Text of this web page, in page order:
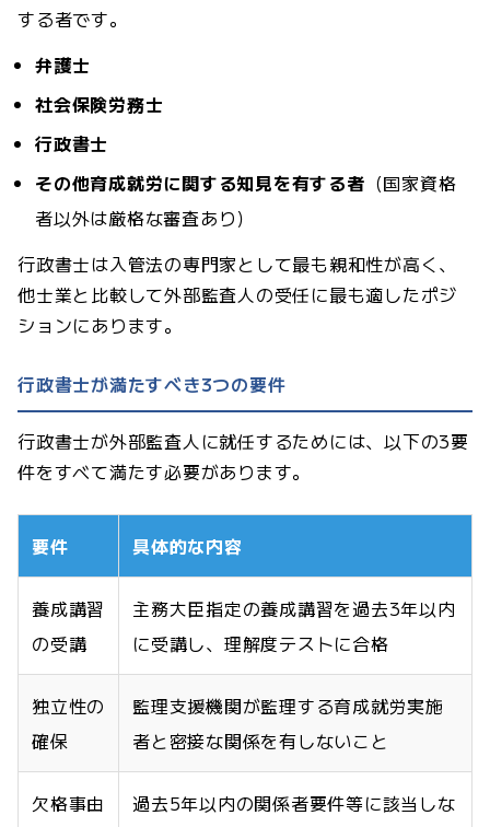
する者です。
弁護士
社会保険労務士
行政書士
その他育成就労に関する知見を有する者 （国家資格
者以外は厳格な審査あり）
行政書士は入管法の専門家として最も親和性が高く、
他士業と比較して外部監査人の受任に最も適したポジ
ションにあります。
行政書士が満たすべき3つの要件
行政書士が外部監査人に就任するためには、以下の3要
件をすべて満たす必要があります。
要件 具体的な内容
養成講習
の受講
主務大臣指定の養成講習を過去3年以内
に受講し、理解度テストに合格
独立性の
確保
監理支援機関が監理する育成就労実施
者と密接な関係を有しないこと
欠格事由
過去5年以内の関係者要件等に該当しな